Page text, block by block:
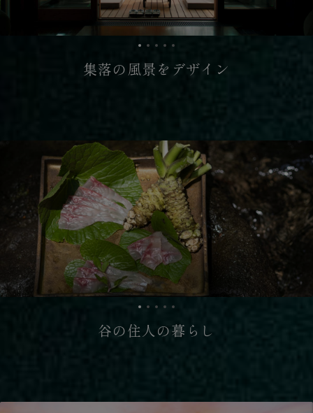
集落の風景をデザイン
谷の住人の暮らし